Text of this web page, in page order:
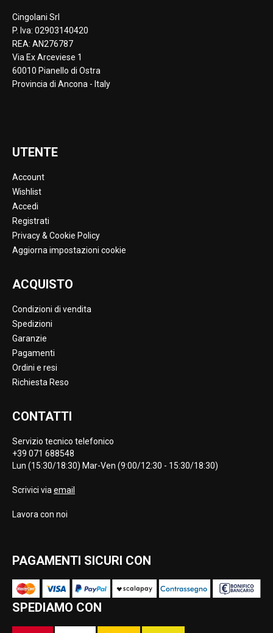
Cingolani Srl
P. Iva: 02903140420
REA: AN276787
Via Ex Arceviese 1
60010 Pianello di Ostra
Provincia di Ancona - Italy
UTENTE
Account
Wishlist
Accedi
Registrati
Privacy & Cookie Policy
Aggiorna impostazioni cookie
ACQUISTO
Condizioni di vendita
Spedizioni
Garanzie
Pagamenti
Ordini e resi
Richiesta Reso
CONTATTI
Servizio tecnico telefonico
+39 071 688548
Lun (15:30/18:30) Mar-Ven (9:00/12:30 - 15:30/18:30)
Scrivici via email
Lavora con noi
PAGAMENTI SICURI CON
SPEDIAMO CON